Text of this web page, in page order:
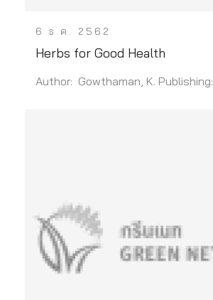
6 ธ.ค. 2562
Herbs for Good Health
Author: Gowthaman, K.